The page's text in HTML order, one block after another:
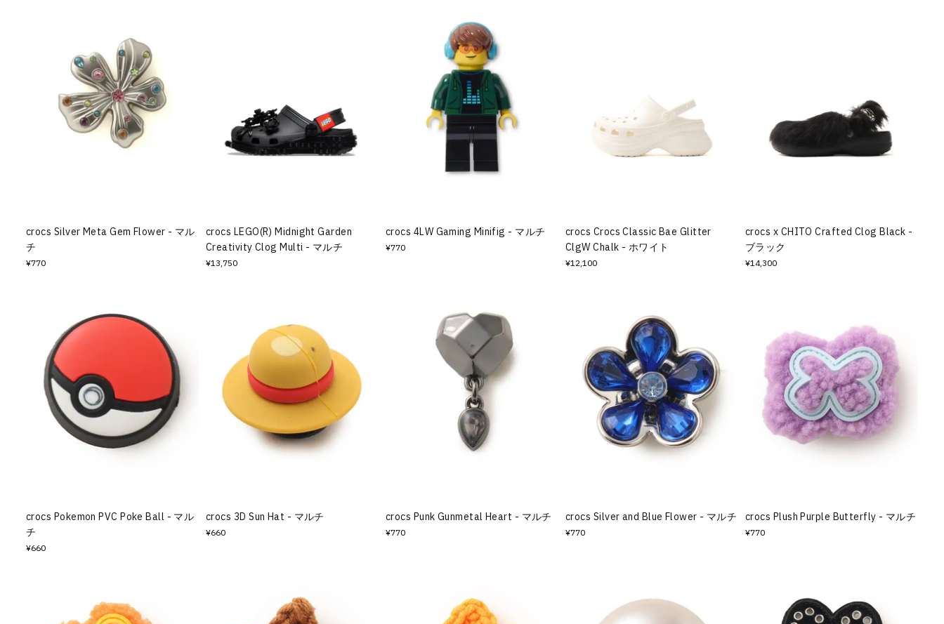
crocs Silver Meta Gem Flower - マル
チ
¥770
crocs LEGO(R) Midnight Garden
Creativity Clog Multi - マルチ
¥13,750
crocs 4LW Gaming Minifig - マルチ
¥770
crocs Crocs Classic Bae Glitter
ClgW Chalk - ホワイト
¥12,100
crocs x CHITO Crafted Clog Black -
ブラック
¥14,300
crocs Pokemon PVC Poke Ball - マル
チ
¥660
crocs 3D Sun Hat - マルチ
¥660
crocs Punk Gunmetal Heart - マルチ
¥770
crocs Silver and Blue Flower - マルチ
¥770
crocs Plush Purple Butterfly - マルチ
¥770